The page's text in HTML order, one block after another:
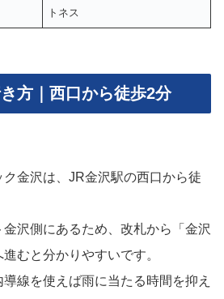
トネス
方｜西口から徒歩2分
金沢は、JR金沢駅の西口から徒
沢側にあるため、改札から「金沢
むと分かりやすいです。
線を使えば雨に当たる時間を抑え